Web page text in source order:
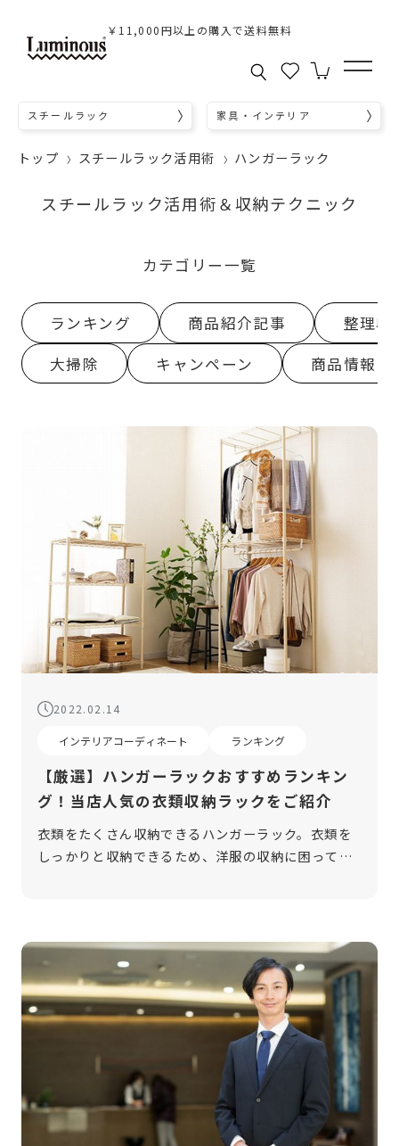
￥11,000円以上の購入で送料無料
スチールラック 家具・インテリア
トップ スチールラック活用術 ハンガーラック
スチールラック活用術＆収納テクニック
カテゴリー一覧
ランキング 商品紹介記事
整理収
大掃除
キャンペーン 商品情報
2022.02.14
インテリアコーディネート ランキング
【厳選】ハンガーラックおすすめランキン
グ！当店人気の衣類収納ラックをご紹介
衣類をたくさん収納できるハンガーラック。衣類を
しっかりと収納できるため、洋服の収納に困ってい